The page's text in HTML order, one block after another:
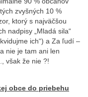
zvyšných 10 %
ktorý s najväčšou
nadpisy „Mladá sila“
ich“) a Za ľudí –
nie je tam ani len
však že nie ?!
obce do priebehu